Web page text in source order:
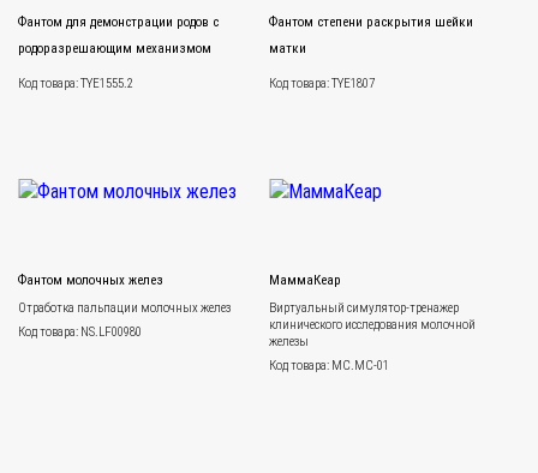
Фантом для демонстрации родов с
родоразрешающим механизмом
Код товара: TYE1555.2
Фантом степени раскрытия шейки
матки
Код товара: TYE1807
Фантом молочных желез
Отработка пальпации молочных желез
Код товара: NS.LF00980
МаммаКеар
Виртуальный симулятор-тренажер
клинического исследования молочной
железы
Код товара: MC.MC-01